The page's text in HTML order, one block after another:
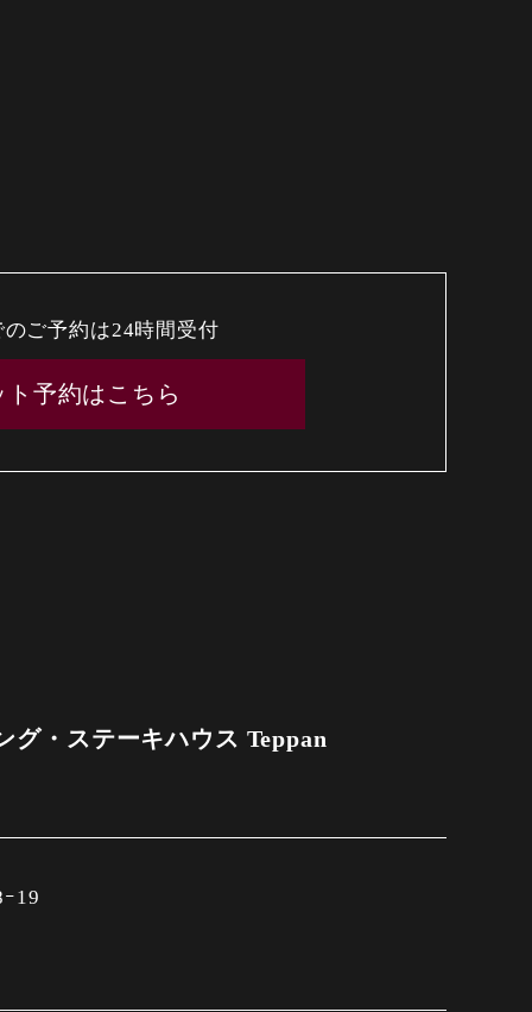
ご予約は24時間受付
ト予約はこちら
グ・ステーキハウス Teppan
19